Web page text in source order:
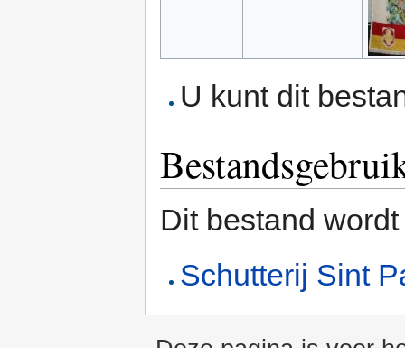
U kunt dit
Dit bestand
Schutterij Sint